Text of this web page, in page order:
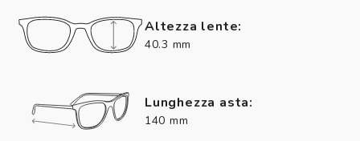
Altezza lente:
40.3 mm
Lunghezza asta:
140 mm